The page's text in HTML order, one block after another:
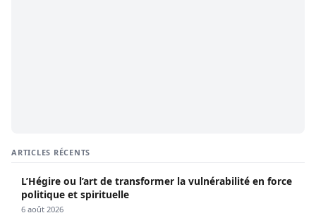
ARTICLES RÉCENTS
L’Hégire ou l’art de transformer la vulnérabilité en force
politique et spirituelle
6 août 2026